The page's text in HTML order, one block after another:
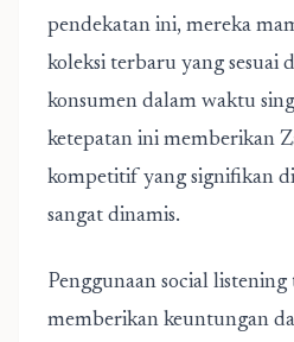
pendekatan ini, mereka
koleksi terbaru yang sesuai
konsumen dalam waktu
ketepatan ini memberikan
kompetitif yang signifikan
sangat dinamis.
Penggunaan social listening
memberikan keuntungan